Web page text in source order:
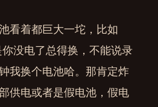
看着都巨大一坨，比如
没电了总得换，不能说录
我换个电池哈。那肯定炸
供电或者是假电池，假电